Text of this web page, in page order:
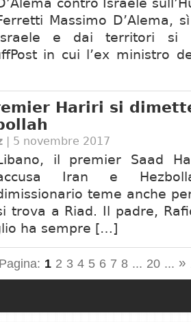
Massimo D’Alema,
e dai territori si
in cui l’ex ministro
Hariri si
| 5 novembre 2017
il premier Saad
Iran e
teme anche
trova a Riad. Il padre,
ha sempre […]
Pagina: 1 2 3 4 5 6 7 8 ... 20 ... »